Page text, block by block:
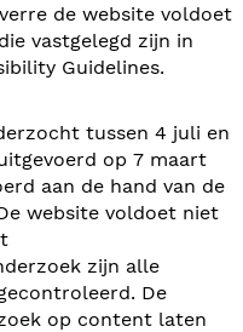
de website voldoet
vastgelegd zijn in
Guidelines.
tussen 4 juli en
op 7 maart
aan de hand van de
website voldoet niet
zijn alle
De
op content laten